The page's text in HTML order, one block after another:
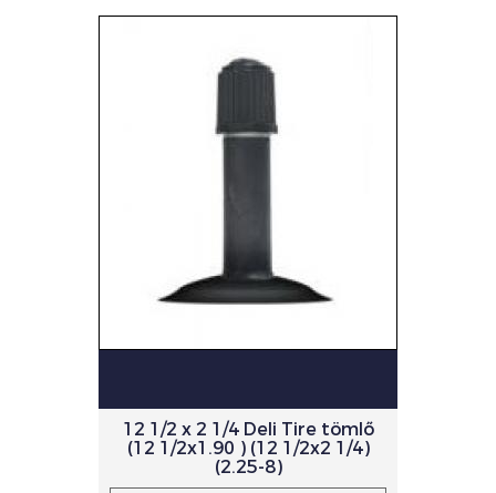
12 1/2 x 2 1/4 Deli Tire tömlő
(12 1/2x1.90 ) (12 1/2x2 1/4)
(2.25-8)